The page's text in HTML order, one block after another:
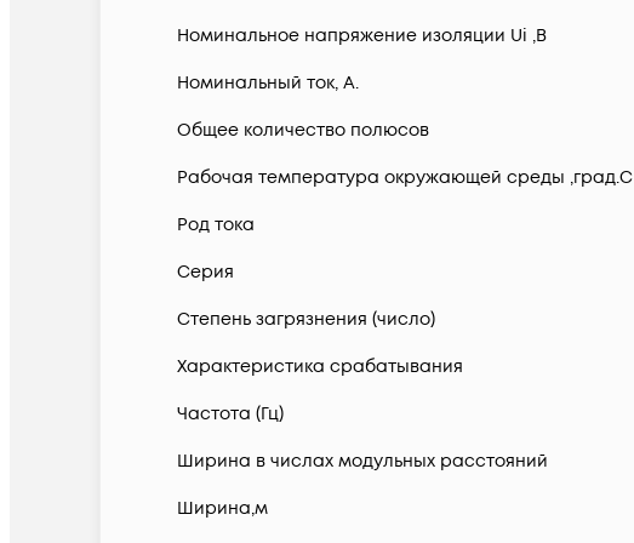
Номинальное напряжение изоляции Ui ,В
Номинальный ток, А.
Общее количество полюсов
Рабочая температура окружающей среды ,град.C
Род тока
Серия
Степень загрязнения (число)
Характеристика срабатывания
Частота (Гц)
Ширина в числах модульных расстояний
Ширина,м